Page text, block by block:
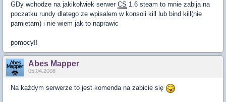
GDy wchodze na jakikolwiek serwer CS 1.6 steam to mnie zabija na
poczatku rundy dlatego ze wpisalem w konsoli kill lub bind kill(nie
pamietam) i nie wiem jak to naprawic
pomocy!!
Abes Mapper
05.04.2008
Na każdym serwerze to jest komenda na zabicie się